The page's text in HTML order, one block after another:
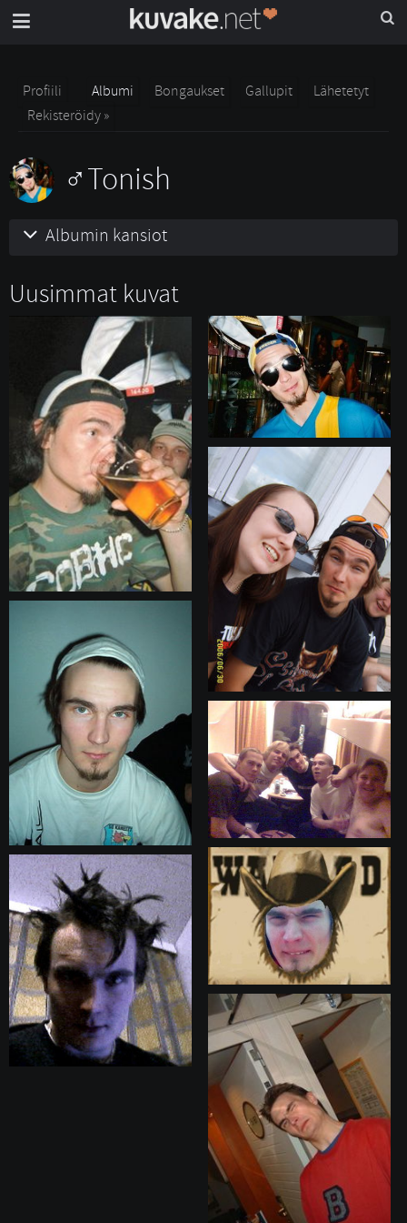
Profiili Albumi Bongaukset Gallupit
Lähetetyt
Rekisteröidy »
Tonish
Albumin kansiot
Uusimmat kuvat